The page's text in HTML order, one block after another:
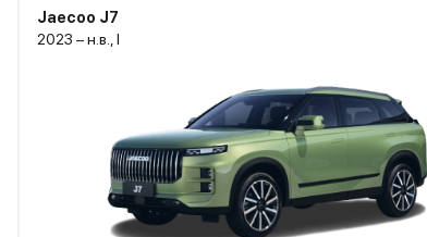
Jaecoo J7
2023 – н.в., I